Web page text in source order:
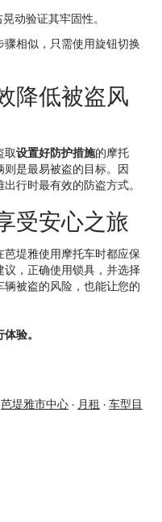
动验证其牢固性。
骤相似，只需使用旋钮切换
降低被盗风
取设置好防护措施的摩托
是最易被盗的目标。因
行时最有效的防盗方式。
受安心之旅
堤雅使用摩托车时都应保
，正确使用锁具，并选择
被盗的风险，也能让您的
验。
芭堤雅市中心 · 月租 · 车型目